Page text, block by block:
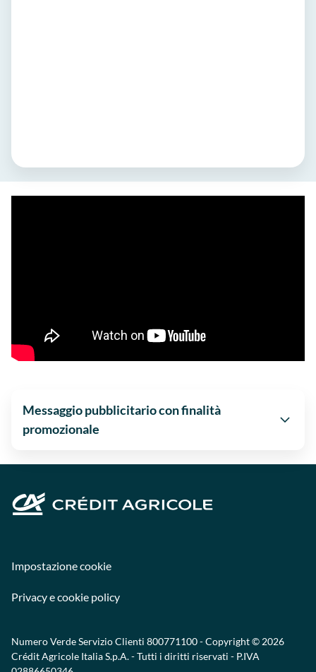
Messaggio pubblicitario con finalità
promozionale
Impostazione cookie
Privacy e cookie policy
Numero Verde Servizio Clienti 800771100- Copyright © 2026
Crédit Agricole Italia S.p.A. - Tutti i diritti riservati - P.IVA